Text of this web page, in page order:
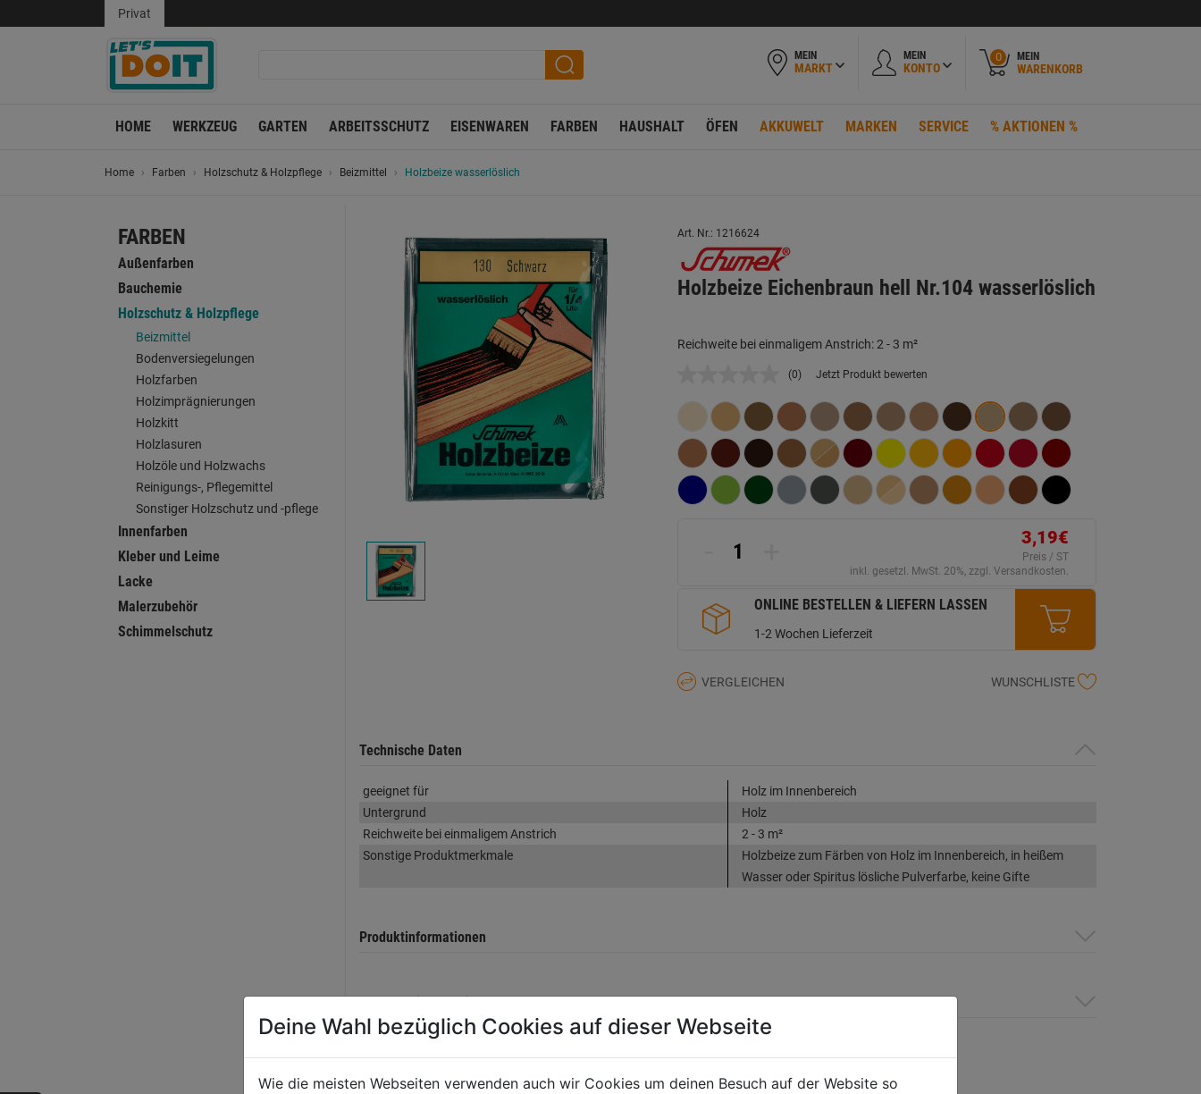
Privat
MEIN
MARKT
MEIN
KONTO
0 MEIN
WARENKORB
HOME WERKZEUG GARTEN ARBEITSSCHUTZ EISENWAREN FARBEN HAUSHALT ÖFEN AKKUWELT MARKEN SERVICE % AKTIONEN %
Home Farben Holzschutz & Holzpflege Beizmittel Holzbeize wasserlöslich
FARBEN
Außenfarben
Bauchemie
Holzschutz & Holzpflege
Beizmittel
Bodenversiegelungen
Holzfarben
Holzimprägnierungen
Holzkitt
Holzlasuren
Holzöle und Holzwachs
Reinigungs-, Pflegemittel
Sonstiger Holzschutz und -pflege
Innenfarben
Kleber und Leime
Lacke
Malerzubehör
Schimmelschutz
Art. Nr.: 1216624
Holzbeize Eichenbraun hell Nr.104 wasserlöslich
Reichweite bei einmaligem Anstrich: 2 - 3 m²
Kein
Link
auf
derselben
Seite.
(0) Jetzt Produkt bewerten
3,19€
Preis / ST
inkl. gesetzl. MwSt. 20%, zzgl. Versandkosten.
ONLINE BESTELLEN & LIEFERN LASSEN
1-2 Wochen Lieferzeit
VERGLEICHEN WUNSCHLISTE
Technische Daten
geeignet für
Holz im Innenbereich
Untergrund
Holz
Reichweite bei einmaligem Anstrich
2 - 3 m²
Sonstige Produktmerkmale
Holzbeize zum Färben von Holz im Innenbereich, in heißem
Wasser oder Spiritus lösliche Pulverfarbe, keine Gifte
Produktinformationen
Herstellerinformationen
Deine Wahl bezüglich Cookies auf dieser Webseite
Wie die meisten Webseiten verwenden auch wir Cookies um deinen Besuch auf der Website so